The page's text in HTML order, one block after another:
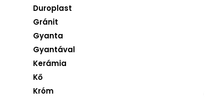
Duroplast
Gránit
Gyanta
Gyantával
Kerámia
Kő
Króm